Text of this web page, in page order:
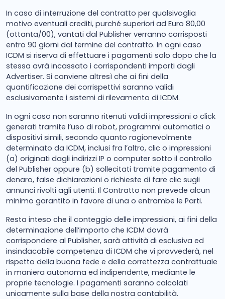
In caso di interruzione del contratto per qualsivoglia
motivo eventuali crediti, purché superiori ad Euro 80,00
(ottanta/00), vantati dal Publisher verranno corrisposti
entro 90 giorni dal termine del contratto. In ogni caso
ICDM si riserva di effettuare i pagamenti solo dopo che la
stessa avrà incassato i corrispondenti importi dagli
Advertiser. Si conviene altresì che ai fini della
quantificazione dei corrispettivi saranno validi
esclusivamente i sistemi di rilevamento di ICDM.
In ogni caso non saranno ritenuti validi impressioni o click
generati tramite l’uso di robot, programmi automatici o
dispositivi simili, secondo quanto ragionevolmente
determinato da ICDM, inclusi fra l’altro, clic o impressioni
(a) originati dagli indirizzi IP o computer sotto il controllo
del Publisher oppure (b) sollecitati tramite pagamento di
denaro, false dichiarazioni o richieste di fare clic sugli
annunci rivolti agli utenti. Il Contratto non prevede alcun
minimo garantito in favore di una o entrambe le Parti.
Resta inteso che il conteggio delle impressioni, ai fini della
determinazione dell’importo che ICDM dovrà
corrispondere al Publisher, sarà attività di esclusiva ed
insindacabile competenza di ICDM che vi provvederà, nel
rispetto della buona fede e della correttezza contrattuale
in maniera autonoma ed indipendente, mediante le
proprie tecnologie. I pagamenti saranno calcolati
unicamente sulla base della nostra contabilità.